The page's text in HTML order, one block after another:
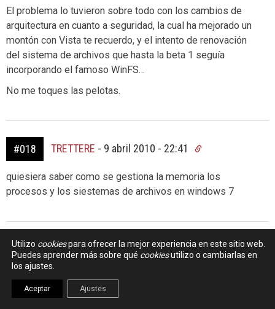
El problema lo tuvieron sobre todo con los cambios de
arquitectura en cuanto a seguridad, la cual ha mejorado un
montón con Vista te recuerdo, y el intento de renovación
del sistema de archivos que hasta la beta 1 seguía
incorporando el famoso WinFS…
No me toques las pelotas.
#018 TRETTERE - 9 abril 2010 - 22:41
quiesiera saber como se gestiona la memoria los
procesos y los siestemas de archivos en windows 7
Dejar un Comentario
Utilizo cookiespara ofrecer la mejor experiencia en este sitio web.
Puedes aprender más sobre qué cookiesutilizo o cambiarlas en
los ajustes.
Aceptar Ajustes